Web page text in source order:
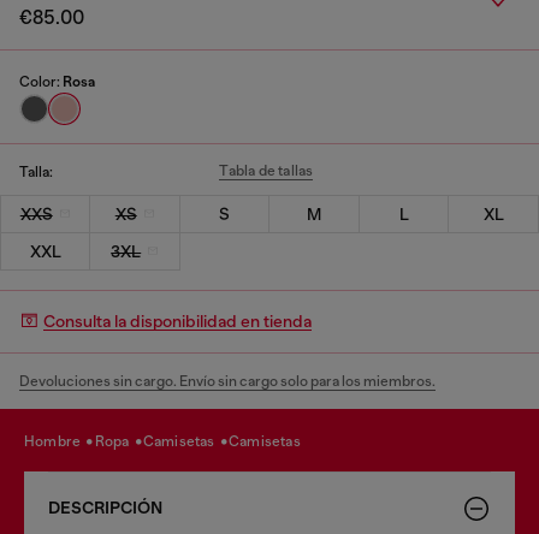
€85.00
Color: Rosa
Talla: Tabla de tallas
XXS XS S M L
XL
XXL
3XL
Consulta la disponibilidad en tienda
Devoluciones sin cargo. Envío sin cargo solo para los miembros.
hombre ropa camisetas camisetas
DESCRIPCIÓN